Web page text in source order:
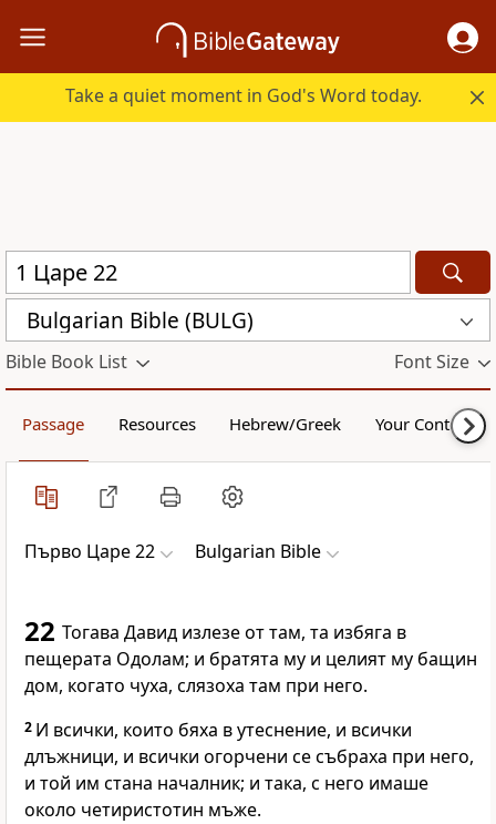
Take a quiet moment in God's Word today.
Bulgarian Bible (BULG)
Bible Book List Font Size
Passage Resources Hebrew/Greek Your Content
Първо Царе 22 Bulgarian Bible
22 Тогава Давид излезе от там, та избяга в
пещерата Одолам; и братята му и целият му бащин
дом, когато чуха, слязоха там при него.
2 И всички, които бяха в утеснение, и всички
длъжници, и всички огорчени се събраха при него,
и той им стана началник; и така, с него имаше
около четиристотин мъже.